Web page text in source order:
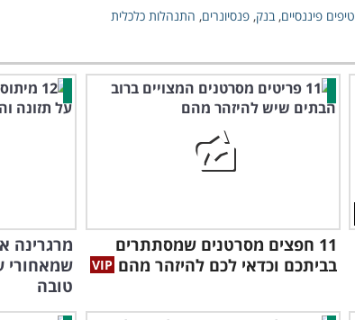
טיפים פיננסיים,בנק, פנסיונרים, התנהלות כלכלית
11 חפצים מסרטנים שמסתתרים
בביתכם וכדאי לכם להיזהר מהם
מרגרינה
טובה